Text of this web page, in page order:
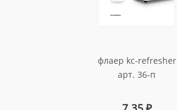
флаер kc-refresher
арт. 36-п